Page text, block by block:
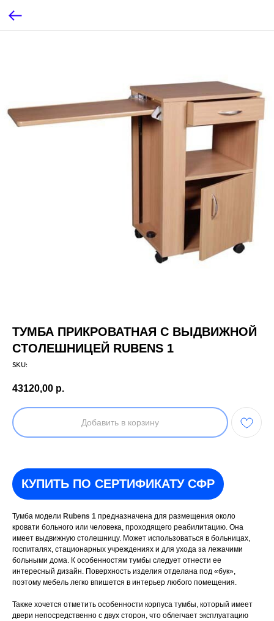
ТУМБА ПРИКРОВАТНАЯ С ВЫДВИЖНОЙ
СТОЛЕШНИЦЕЙ RUBENS 1
SKU:
43120,00 р.
Добавить в корзину
КУПИТЬ ПО СЕРТИФИКАТУ СФР
Тумба модели Rubens 1 предназначена для размещения около
кровати больного или человека, проходящего реабилитацию. Она
имеет выдвижную столешницу. Может использоваться в больницах,
госпиталях, стационарных учреждениях и для ухода за лежачими
больными дома. К особенностям тумбы следует отнести ее
интересный дизайн. Поверхность изделия отделана под «бук»,
поэтому мебель легко впишется в интерьер любого помещения.
Также хочется отметить особенности корпуса тумбы, который имеет
двери непосредственно с двух сторон, что облегчает эксплуатацию